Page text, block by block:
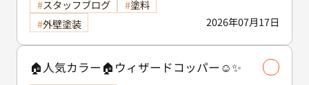
2026年07月17日
スタッフブログ
塗料
外壁塗装
🏠人気カラー🏠ウィザードコッパー☺️✨